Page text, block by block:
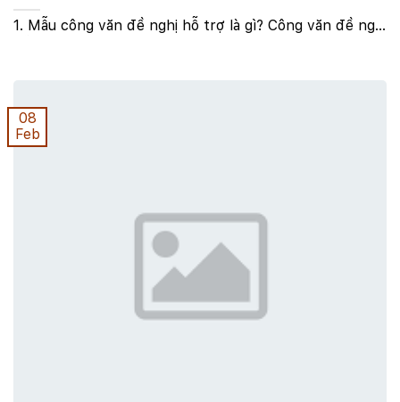
1. Mẫu công văn đề nghị hỗ trợ là gì? Công văn đề nghị
08
Feb